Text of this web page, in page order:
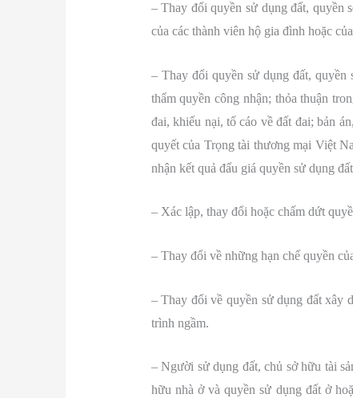
– Thay đổi quyền sử dụng đất, quyền
của các thành viên hộ gia đình hoặc
– Thay đổi quyền sử dụng đất, quyền
thẩm quyền công nhận; thỏa thuận
đai, khiếu nại, tố cáo về đất đai; bản
quyết của Trọng tài thương mại Việt
nhận kết quả đấu giá quyền sử dụng
– Xác lập, thay đổi hoặc chấm dứt
– Thay đổi về những hạn chế quyền
– Thay đổi về quyền sử dụng đất xây
trình ngầm.
– Người sử dụng đất, chủ sở hữu tài
hữu nhà ở và quyền sử dụng đất ở